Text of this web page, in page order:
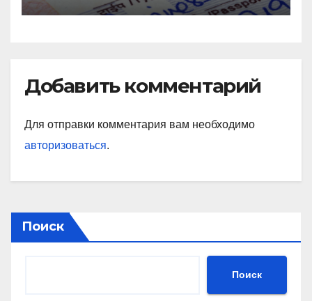
Добавить комментарий
Для отправки комментария вам необходимо
авторизоваться.
Поиск
Поиск